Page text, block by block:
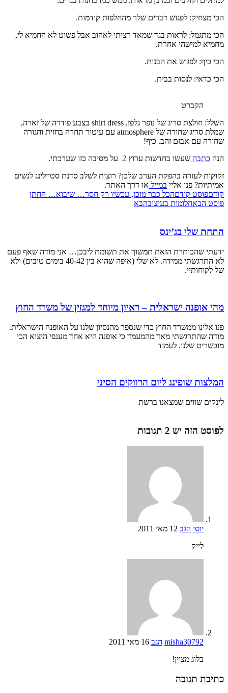
הכי מצחיק: לפגוש דברים שלך מהחלפות קודמות.
הכי מתגמל: לראות בגד שמאד רציתי לאהוב אבל פשוט לא החמיא לי,
מחמיא למישהי אחרת.
הכי כיף: לפגוש את הבנות.
הכי כדאי: לנסות בבית.
הקברט
השלל: חולצת סריג של נופר גלפז, shirt dress בצבע פודרה של זארה,
שמלת סריג שחורה של atmosphere עם עיטור תחרה בחזית וחגורה
שחורה עם אבזם זהב. כיף!
הנה כתבה שעשו בחדשות ערוץ 2 על מסיבה כזו שערכתי.
זקוקות לעזרה בהפקת הערב שלכן? רוצות לשלב סדנת סטיילינג לנשים
אמיתיות? פנו אליי במייל או דרך האתר.
קודםפוסט קודםהכל כבר מוכן, עכשיו רק חסר… שיבוא… החתן
פוסט הבאחלומות בעיצובהבא
התחת שלי בג’ינס
ידעתי שהכותרת הזאת תמשוך את תשומת ליבכן… אני מודה שאף פעם
לא התרגשתי ממידה. לא שלי (איפה שהוא בין 40-42 בימים טובים) ולא
של לקוחותיי.
מהי אופנה ישראלית – ראיון מיוחד למגזין של משרד החוץ
פנו אלינו ממשרד החוץ כדי שנספר מהנסיון שלנו על האופנה הישראלית.
מודה שהתרגשתי מאד מהמעמד כי אופנה היא אחד מענפי היצוא הכי
מוכשרים שלנו. לעמוד
המלצות שופינג ליום הרווקים הסיני
לינקים שווים שמצאנו ברשת
לפוסט הזה יש 2 תגובות
יוסי הגב 12 מאי 2011
לייק
misha30792 הגב 16 מאי 2011
בלוג מצוין!
כתיבת תגובה